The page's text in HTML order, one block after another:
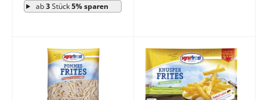
ab3Stück5% sparen